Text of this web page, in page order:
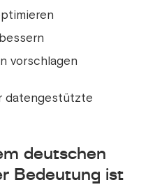
vorschlagen
datengestützte
deutschen
Bedeutung ist